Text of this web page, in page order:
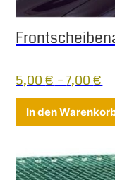
5,00€ –7,00€
In den